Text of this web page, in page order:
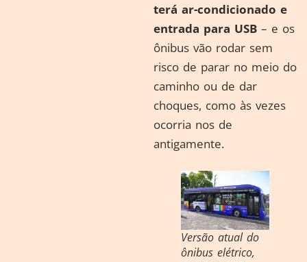
terá ar-condicionado e
entrada para USB – e os
ônibus vão rodar sem
risco de parar no meio do
caminho ou de dar
choques, como às vezes
ocorria nos de
antigamente.
Versão atual do
ônibus elétrico,